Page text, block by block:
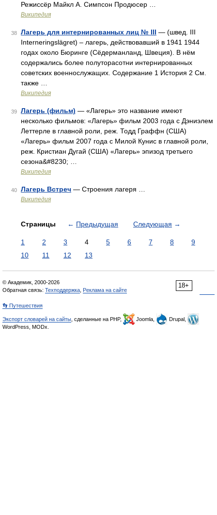
Режиссёр Майкл А. Симпсон Продюсер …
Википедия
38 Лагерь для интернированных лиц № III — (швед. III
Interneringslägret) – лагерь, действовавший в 1941 1944
годах около Бюринге (Сёдерманланд, Швеция). В нём
содержались более полуторасотни интернированных
советских военнослужащих. Содержание 1 История 2 См.
также …
Википедия
39 Лагерь (фильм) — «Лагерь» это название имеют
несколько фильмов: «Лагерь» фильм 2003 года с Дэниэлем
Леттерле в главной роли, реж. Тодд Граффн (США)
«Лагерь» фильм 2007 года с Милой Кунис в главной роли,
реж. Кристиан Дугай (США) «Лагерь» эпизод третьего
сезона&#8230; …
Википедия
40 Лагерь Встреч — Строения лагеря …
Википедия
Страницы ← Предыдущая Следующая →
1 2 3 4 5 6 7 8
9
10
11 12 13
18+
© Академик, 2000-2026
Обратная связь: Техподдержка Реклама на сайте
👣 Путешествия
Экспорт словарей на сайты , сделанные на PHP, Joomla,
Drupal,
WordPress, MODx.